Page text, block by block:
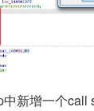
新增一个call